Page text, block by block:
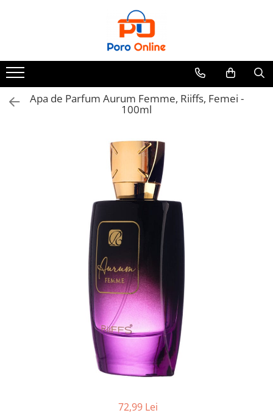
Clone
Parfum Barbati
Parfum Femei
Apa de Parfum Aurum Femme, Riiffs, Femei -
100ml
72,99 Lei